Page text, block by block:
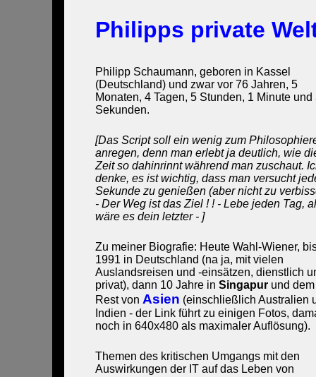
Philipps private
Philipp Schaumann, geboren in Kassel
(Deutschland) und zwar vor76 Jahren, 5
Monaten, 4 Tagen, 5 Stunden, 1 Minute und
Sekunden.
[Das Script soll ein wenig zum
anregen, denn man erlebt ja deutlich, wie
Zeit so dahinrinnt während man zuschaut.
denke, es ist wichtig, dass man versucht
Sekunde zu genießen (aber nicht zu
- Der Weg ist das Ziel ! ! - Lebe jeden Tag,
wäre es dein letzter - ]
Zu meiner Biografie: Heute Wahl-Wiener,
1991 in Deutschland (na ja, mit vielen
Auslandsreisen und -einsätzen, dienstlich
privat), dann 10 Jahre inSingapur und dem
Rest von Asien (einschließlich Australien
Indien - der Link führt zu einigen Fotos,
noch in 640x480 als maximaler Auflösung).
Themen des kritischen Umgangs mit den
Auswirkungen der IT auf das Leben von